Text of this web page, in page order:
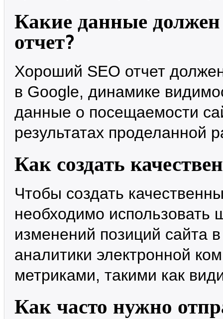
Какие данные
отчет?
Хороший SEO отчет
в Google, динамике
данные о посещаемости
результатах проделанной
Как создать
Чтобы создать
необходимо использовать
изменений позиций сайта
аналитики электронной
метриками, такими как
Как часто нужно